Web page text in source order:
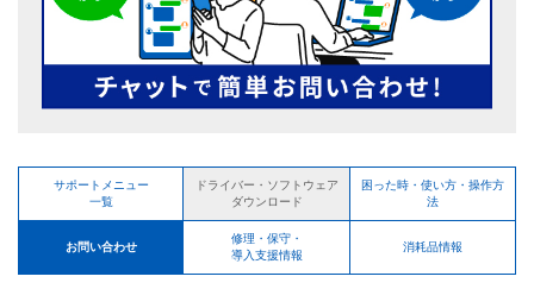
サポートメニュー
一覧
ドライバー・ソフトウェア
ダウンロード
困った時・使い方・操作方
法
お問い合わせ
修理・保守・
導入支援情報
消耗品情報